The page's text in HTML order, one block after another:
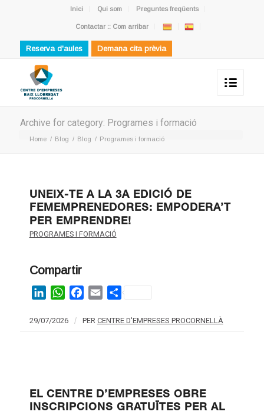
Inici Qui som Preguntes freqüents
Contactar :: Com arribar
Reserva d'aules Demana cita prèvia
Archive for category: Programes i formació
Home / Blog / Blog / Programes i formació
UNEIX-TE A LA 3A EDICIÓ DE
FEMEMPRENEDORES: EMPODERA’T
PER EMPRENDRE!
PROGRAMES I FORMACIÓ
Compartir
LinkedInWhatsAppFacebook
EmailShare
29/07/2026 / PER CENTRE D'EMPRESES PROCORNELLÀ
EL CENTRE D’EMPRESES OBRE
INSCRIPCIONS GRATUÏTES PER AL